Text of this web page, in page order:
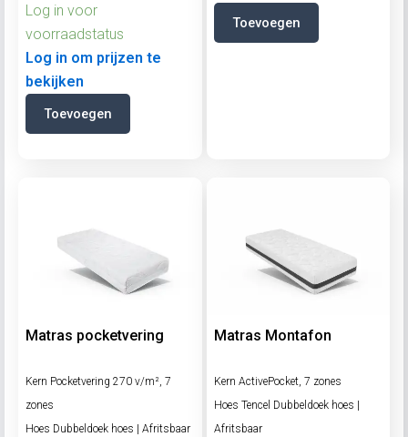
Log in voor
voorraadstatus
Log in om prijzen te
bekijken
Toevoegen
Toevoegen
Matras pocketvering
Kern Pocketvering 270 v/m², 7
zones
Hoes Dubbeldoek hoes | Afritsbaar
Matras Montafon
Kern ActivePocket, 7 zones
Hoes Tencel Dubbeldoek hoes |
Afritsbaar